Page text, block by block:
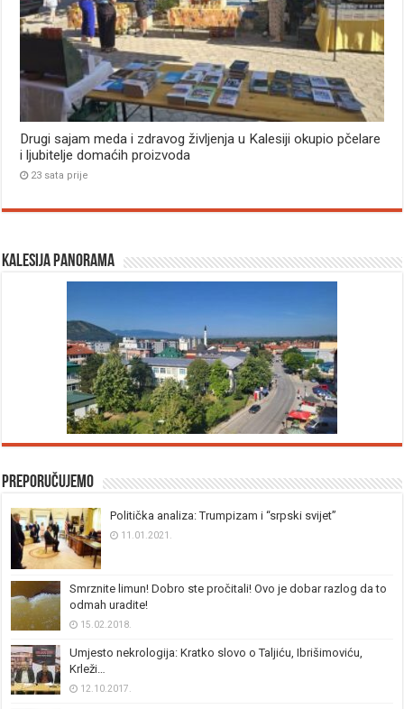
Drugi sajam meda i zdravog življenja u Kalesiji okupio pčelare
i ljubitelje domaćih proizvoda
23 sata prije
Kalesija panorama
Preporučujemo
Politička analiza: Trumpizam i “srpski svijet”
11.01.2021.
Smrznite limun! Dobro ste pročitali! Ovo je dobar razlog da to
odmah uradite!
15.02.2018.
Umjesto nekrologija: Kratko slovo o Taljiću, Ibrišimoviću,
Krleži…
12.10.2017.